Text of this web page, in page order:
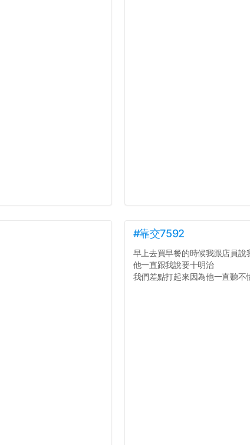
#靠交7592
早上去買早餐的時候我跟店員說
他一直跟我說要十明治
我們差點打起來因為他一直聽不